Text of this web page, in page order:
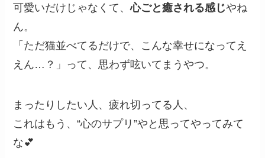
可愛いだけじゃなくて、心ごと癒される感じやね
ん。
「ただ猫並べてるだけで、こんな幸せになってえ
えん…？」って、思わず呟いてまうやつ。
まったりしたい人、疲れ切ってる人、
これはもう、“心のサプリ”やと思ってやってみて
な💕